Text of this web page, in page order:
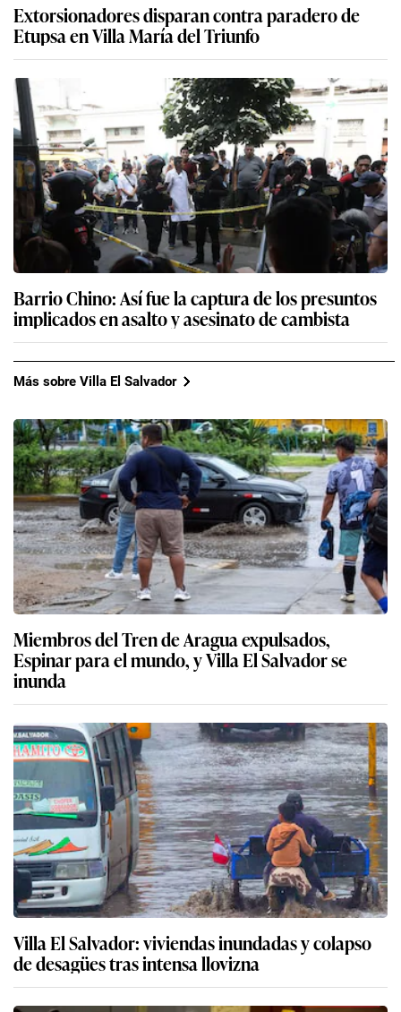
Extorsionadores disparan contra paradero de
Etupsa en Villa María del Triunfo
Barrio Chino: Así fue la captura de los presuntos
implicados en asalto y asesinato de cambista
Más sobre Villa El Salvador
Miembros del Tren de Aragua expulsados,
Espinar para el mundo, y Villa El Salvador se
inunda
Villa El Salvador: viviendas inundadas y colapso
de desagües tras intensa llovizna